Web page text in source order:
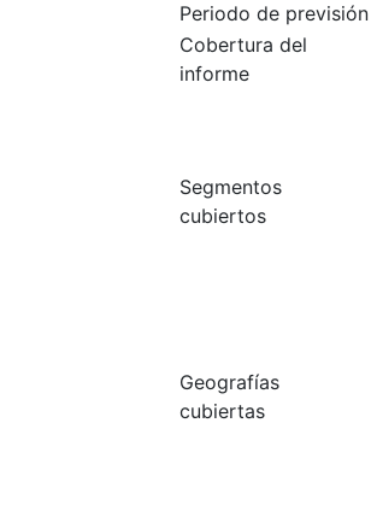
Periodo de previsión
Cobertura del
informe
Segmentos
cubiertos
Geografías
cubiertas